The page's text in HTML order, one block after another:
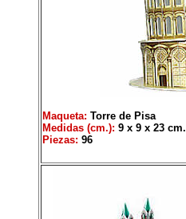
Maqueta: Torre de Pisa
Medidas (cm.): 9 x 9 x 23 cm.
Piezas: 96